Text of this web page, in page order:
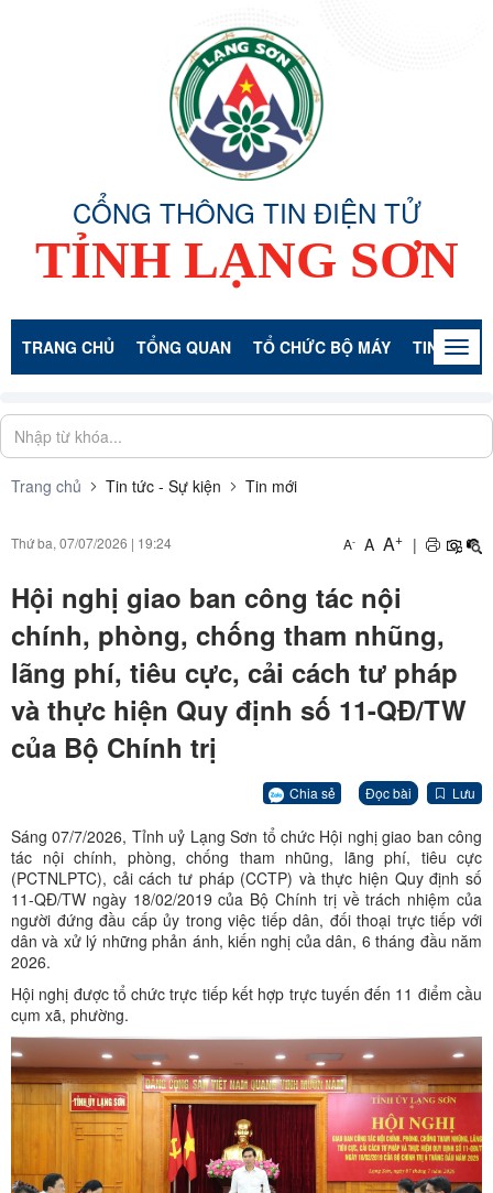
CỔNG THÔNG TIN ĐIỆN TỬ
TỈNH LẠNG SƠN
TRANG CHỦ TỔNG QUAN TỔ CHỨC BỘ MÁY TIN TỨC -
Trang chủ Tin tức - Sự kiện Tin mới
Thứ ba, 07/07/2026 | 19:24 A- A A+ |
Hội nghị giao ban công tác nội
chính, phòng, chống tham nhũng,
lãng phí, tiêu cực, cải cách tư pháp
và thực hiện Quy định số 11-QĐ/TW
của Bộ Chính trị
Chia sẻ Đọc bài Lưu
Sáng 07/7/2026, Tỉnh uỷ Lạng Sơn tổ chức Hội nghị giao ban công
tác nội chính, phòng, chống tham nhũng, lãng phí, tiêu cực
(PCTNLPTC), cải cách tư pháp (CCTP) và thực hiện Quy định số
11-QĐ/TW ngày 18/02/2019 của Bộ Chính trị về trách nhiệm của
người đứng đầu cấp ủy trong việc tiếp dân, đối thoại trực tiếp với
dân và xử lý những phản ánh, kiến nghị của dân, 6 tháng đầu năm
2026.
Hội nghị được tổ chức trực tiếp kết hợp trực tuyến đến 11 điểm cầu
cụm xã, phường.